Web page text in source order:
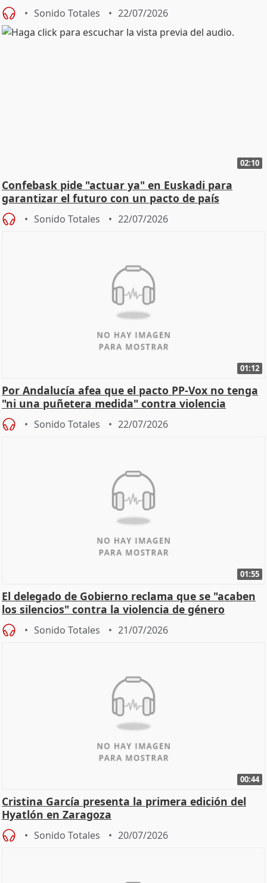
Sonido Totales 22/07/2026
02:10
Confebask pide "actuar ya" en Euskadi para
garantizar el futuro con un pacto de país
Sonido Totales 22/07/2026
01:12
Por Andalucía afea que el pacto PP-Vox no tenga
"ni una puñetera medida" contra violencia
machista
Sonido Totales 22/07/2026
01:55
El delegado de Gobierno reclama que se "acaben
los silencios" contra la violencia de género
Sonido Totales 21/07/2026
00:44
Cristina García presenta la primera edición del
Hyatlón en Zaragoza
Sonido Totales 20/07/2026